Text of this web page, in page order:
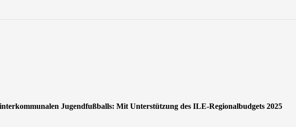
Jugendfußballs: Mit Unterstützung des ILE-Regionalbudgets 2025